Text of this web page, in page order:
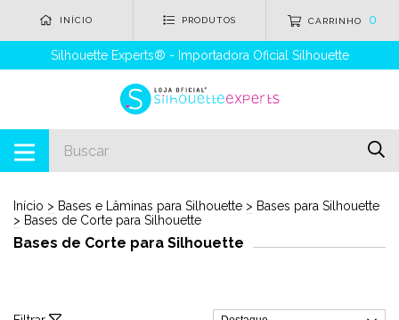
INÍCIO PRODUTOS CARRINHO 0
Silhouette Experts® - Importadora Oficial Silhouette
Início > Bases e Lâminas para Silhouette > Bases para Silhouette
> Bases de Corte para Silhouette
Bases de Corte para Silhouette